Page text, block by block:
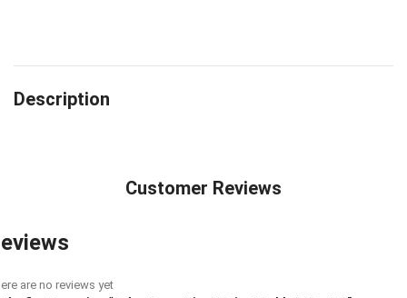
Description
Customer Reviews
are no reviews yet